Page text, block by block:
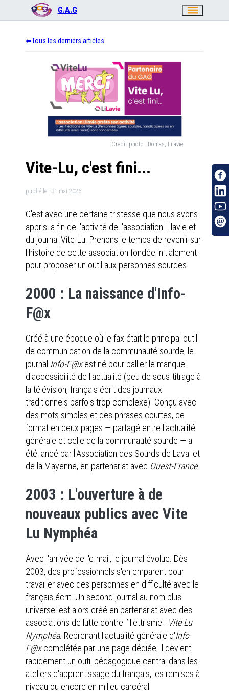
G.A.G menu
Tous les derniers articles
Credit photo : Domas, Lilavie
Vite-Lu, c'est fini...
publié le : 31 mai 2026
C'est avec une certaine tristesse que nous avons
appris la fin de l'activité de l'association Lilavie et
du journal Vite-Lu. Prenons le temps de revenir sur
l'histoire de cette association fondée initialement
pour proposer un outil aux personnes sourdes.
2000 : La naissance d'Info-
F@x
Créé à une époque où le fax était le principal outil
de communication de la communauté sourde, le
journal Info-F@xest né pour pallier le manque
d'accessibilité de l'actualité (peu de sous-titrage à
la télévision, français écrit des journaux
traditionnels parfois trop complexe). Conçu avec
des mots simples et des phrases courtes, ce
format en deux pages — partagé entre l'actualité
générale et celle de la communauté sourde — a
été lancé par l'Association des Sourds de Laval et
de la Mayenne, en partenariat avec Ouest-France.
2003 : L'ouverture à de
nouveaux publics avec Vite
Lu Nymphéa
Avec l'arrivée de l'e-mail, le journal évolue. Dès
2003, des professionnels s'en emparent pour
travailler avec des personnes en difficulté avec le
français écrit. Un second journal au nom plus
universel est alors créé en partenariat avec des
associations de lutte contre l’illettrisme : Vite Lu
Nymphéa. Reprenant l'actualité générale d'Info-
F@xcomplétée par une page dédiée, il devient
rapidement un outil pédagogique central dans les
ateliers d'apprentissage du français, les remises à
niveau ou encore en milieu carcéral.